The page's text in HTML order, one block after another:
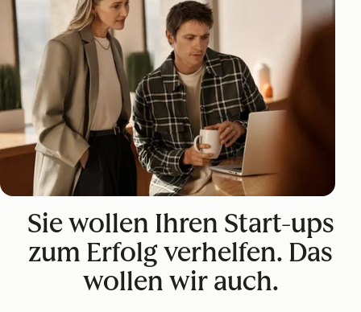
Sie wollen Ihren Start-ups
zum Erfolg verhelfen. Das
wollen wir auch.